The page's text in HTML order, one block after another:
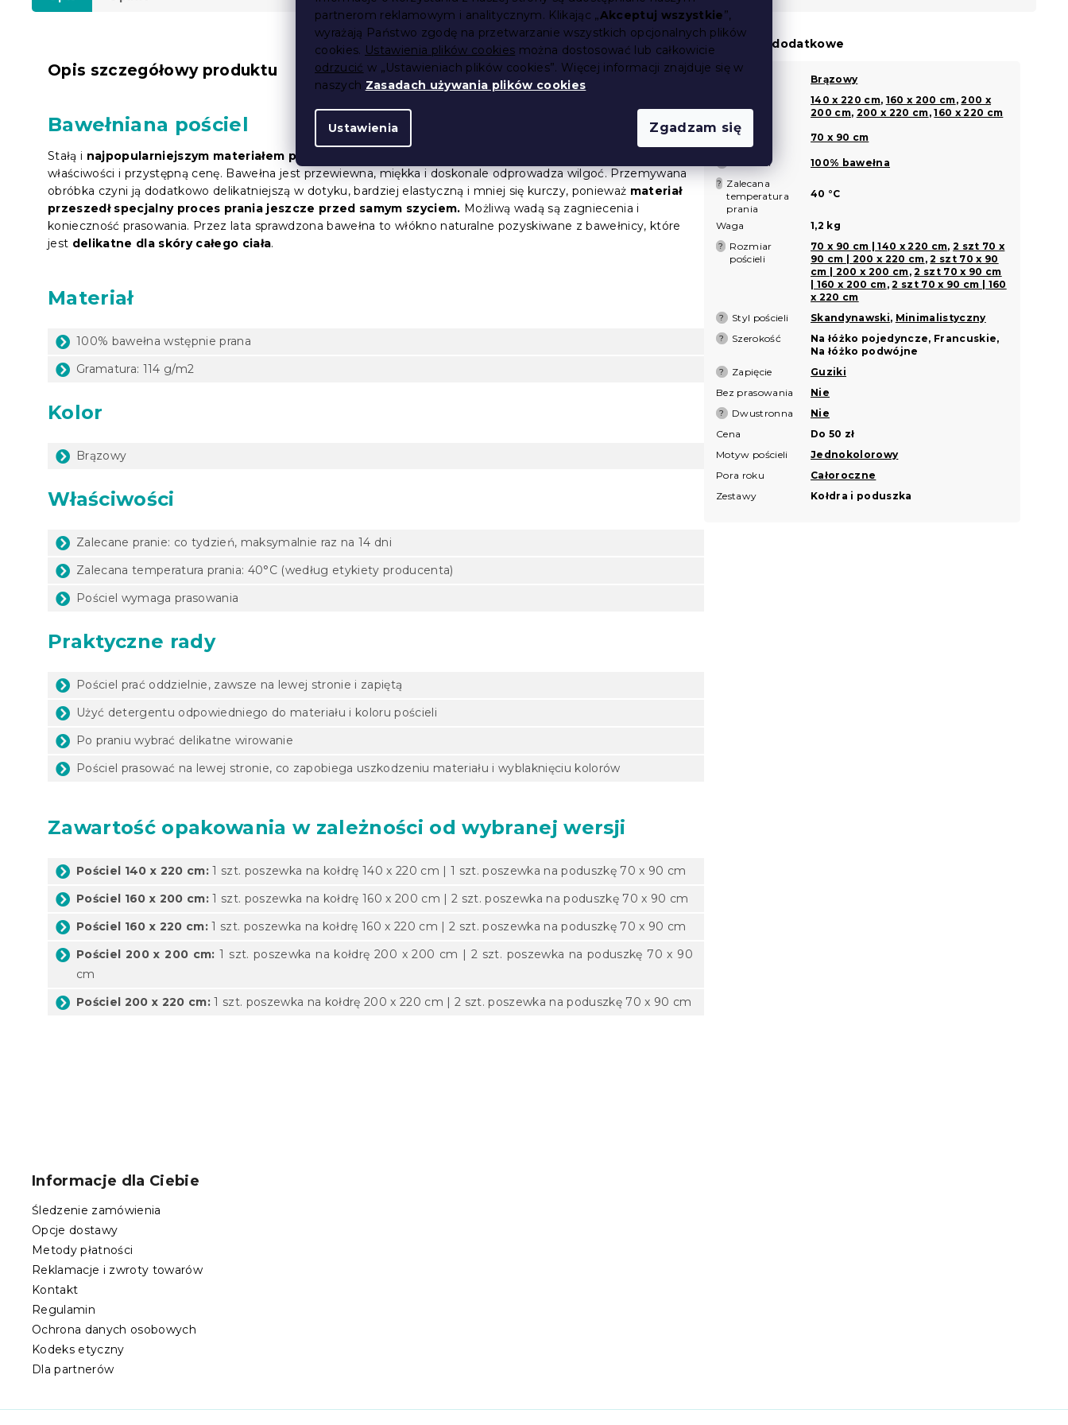
partnerom reklamowym i analitycznym. Klikając „Akceptuj wszystkie”,
wyrażają Państwo zgodę na przetwarzanie wszystkich opcjonalnych plików
cookies. Ustawienia plików cookies można dostosować lub całkowicie
odrzucić w „Ustawieniach plików cookies”. Więcej informacji znajduje się w
naszych Zasadach używania plików cookies.
Ustawienia Zgadzam się
Opis szczegółowy produktu
Bawełniana pościel
Stałą i najpopularniejszym materiałem pościeli jest niewątpliwie bawełna
właściwości i przystępną cenę. Bawełna jest przewiewna, miękka i doskonale odprowadza wilgoć. Przemywana
obróbka czyni ją dodatkowo delikatniejszą w dotyku, bardziej elastyczną i mniej się kurczy, ponieważ materiał
przeszedł specjalny proces prania jeszcze przed samym szyciem. Możliwą wadą są zagniecenia i
konieczność prasowania. Przez lata sprawdzona bawełna to włókno naturalne pozyskiwane z bawełnicy, które
jest delikatne dla skóry całego ciała.
Materiał
100% bawełna wstępnie prana
Gramatura: 114 g/m2
Kolor
Brązowy
Właściwości
Zalecane pranie: co tydzień, maksymalnie raz na 14 dni
Zalecana temperatura prania: 40°C (według etykiety producenta)
Pościel wymaga prasowania
Praktyczne rady
Pościel prać oddzielnie, zawsze na lewej stronie i zapiętą
Użyć detergentu odpowiedniego do materiału i koloru pościeli
Po praniu wybrać delikatne wirowanie
Pościel prasować na lewej stronie, co zapobiega uszkodzeniu materiału i wyblaknięciu kolorów
Zawartość opakowania w zależności od wybranej wersji
Pościel 140 x 220 cm: 1 szt. poszewka na kołdrę 140 x 220 cm | 1 szt. poszewka na poduszkę 70 x 90 cm
Pościel 160 x 200 cm: 1 szt. poszewka na kołdrę 160 x 200 cm | 2 szt. poszewka na poduszkę 70 x 90 cm
Pościel 160 x 220 cm: 1 szt. poszewka na kołdrę 160 x 220 cm | 2 szt. poszewka na poduszkę 70 x 90 cm
Pościel 200 x 200 cm: 1 szt. poszewka na kołdrę 200 x 200 cm | 2 szt. poszewka na poduszkę 70 x 90
cm
Pościel 200 x 220 cm: 1 szt. poszewka na kołdrę 200 x 220 cm | 2 szt. poszewka na poduszkę 70 x 90 cm
Parametry dodatkowe
Brązowy
kołdry
140 x 220 cm, 160 x 200 cm,200 x
200 cm, 200 x 220 cm,160 x 220 cm
?
Rozmiar
poduszki
70 x 90 cm
Materiał 100% bawełna
?
Zalecana
temperatura
prania
40 °C
Waga 1,2 kg
?
Rozmiar
pościeli
70 x 90 cm | 140 x 220 cm,2 szt 70 x
90 cm | 200 x 220 cm,2 szt 70 x 90
cm | 200 x 200 cm,2 szt 70 x 90 cm
| 160 x 200 cm,2 szt 70 x 90 cm | 160
x 220 cm
? Styl pościeli Skandynawski, Minimalistyczny
? Szerokość
Na łóżko pojedyncze, Francuskie,
Na łóżko podwójne
? Zapięcie
Guziki
Bez prasowania
Nie
? Dwustronna
Nie
Cena
Do 50 zł
Motyw pościeli
Jednokolorowy
Pora roku
Całoroczne
Zestawy
Kołdra i poduszka
Informacje dla Ciebie
Śledzenie zamówienia
Opcje dostawy
Metody płatności
Reklamacje i zwroty towarów
Kontakt
Regulamin
Ochrona danych osobowych
Kodeks etyczny
Dla partnerów